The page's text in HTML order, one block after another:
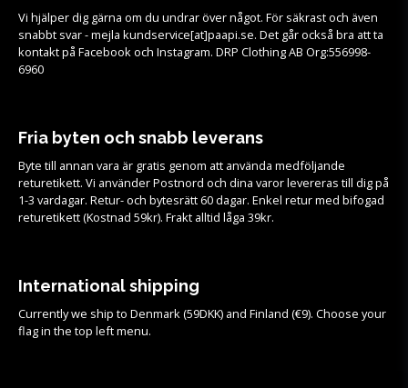
Vi hjälper dig gärna om du undrar över något. För säkrast och även
snabbt svar - mejla kundservice[at]paapi.se. Det går också bra att ta
kontakt på Facebook och Instagram. DRP Clothing AB Org:556998-
6960
Fria byten och snabb leverans
Byte till annan vara är gratis genom att använda medföljande
returetikett. Vi använder Postnord och dina varor levereras till dig på
1-3 vardagar. Retur- och bytesrätt 60 dagar. Enkel retur med bifogad
returetikett (Kostnad 59kr). Frakt alltid låga 39kr.
International shipping
Currently we ship to Denmark (59DKK) and Finland (€9). Choose your
flag in the top left menu.